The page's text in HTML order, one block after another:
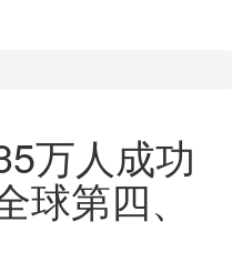
万人成功
第四、